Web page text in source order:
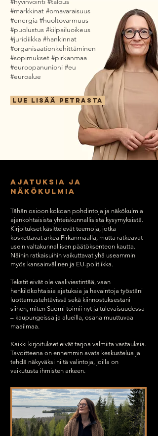
LUE LISÄÄ PETRASTA
#markkinat #omavaraisuus
#energia #huoltovarmuus
#puolustus #kilpailuoikeus
#juridiikka #hankinnat
#organisaationkehittäminen
#sopimukset #pirkanmaa
#euroopanunioni #eu
#euroalue
AJATUKSIA JA
NÄKÖKULMIA
Tähän osioon kokoan pohdintoja ja näkökulmia
ajankohtaisista yhteiskunnallisista kysymyksistä.
Kirjoitukset käsittelevät teemoja, jotka
koskettavat arkea Pirkanmaalla, mutta ratkeavat
usein valtakunnallisen päätöksenteon kautta.
Näihin ratkaisuihin vaikuttavat yhä useammin
myös kansainvälinen ja EU-politiikka.
Tekstit eivät ole vaaliviestintää, vaan
henkilökohtaisia ajatuksia ja havaintoja työstäni
luottamustehtävissä sekä kiinnostuksestani
siihen, miten Suomi toimii nyt ja tulevaisuudessa
– kaupungeissa ja alueilla, osana muuttuvaa
maailmaa.
Kaikki kirjoitukset eivät tarjoa valmiita vastauksia.
Tavoitteena on ennemmin avata keskustelua ja
tehdä näkyväksi niitä valintoja, joilla on
vaikutusta ihmisten arkeen.